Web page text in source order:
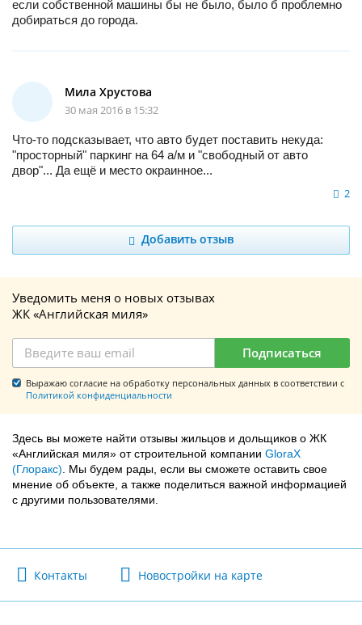
если собственной машины бы не было, было б проблемно
добираться до города.
Мила Хрустова
30 мая 2016 в 15:32
Что-то подсказывает, что авто будет поставить некуда:
"просторный" паркинг на 64 а/м и "свободный от авто
двор"... Да ещё и место окраинное...
2
Добавить отзыв
Уведомить меня о новых отзывах
ЖК «Английская миля»
Подписаться
Выражаю согласие на обработку персональных данных в соответствии с
Политикой конфиденциальности
Здесь вы можете найти отзывы жильцов и дольщиков о ЖК
«Английская миля» от строительной компании GloraX
(Глоракс) . Мы будем рады, если вы сможете оставить свое
мнение об объекте, а также поделиться важной информацией
с другими пользователями.
Контакты Новостройки на карте